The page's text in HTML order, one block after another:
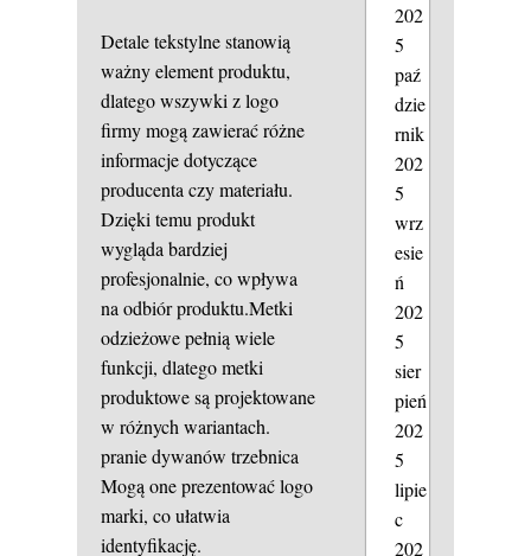
Detale tekstylne stanowią
ważny element produktu,
dlatego wszywki z logo
firmy mogą zawierać różne
informacje dotyczące
producenta czy materiału.
Dzięki temu produkt
wygląda bardziej
profesjonalnie, co wpływa
na odbiór produktu.Metki
odzieżowe pełnią wiele
funkcji, dlatego metki
produktowe są projektowane
w różnych wariantach.
pranie dywanów trzebnica
Mogą one prezentować logo
marki, co ułatwia
identyfikację.
202
5
paź
dzie
rnik
202
5
wrz
esie
ń
202
5
sier
pień
202
5
lipie
c
202